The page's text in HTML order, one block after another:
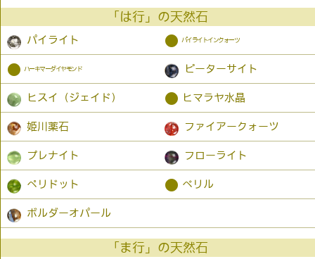
「は行」の天然石
パイライト ● パイライトインクォーツ
● ハーキマーダイヤモンド ピーターサイト
ヒスイ（ジェイド） ● ヒマラヤ水晶
姫川薬石 ファイアークォーツ
プレナイト フローライト
ペリドット ● ベリル
ボルダーオパール
「ま行」の天然石